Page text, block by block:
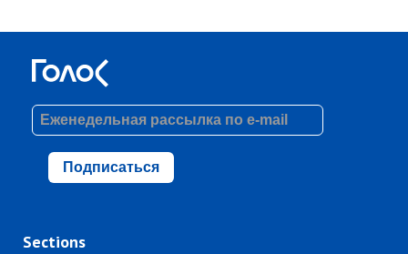
Подписаться
Sections